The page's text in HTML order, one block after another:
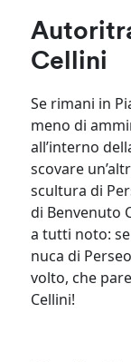
Cellini
Se rimani in
meno di
all’interno
scovare
scultura di
di Benvenuto
a tutti noto:
nuca di
volto, che
Cellini!